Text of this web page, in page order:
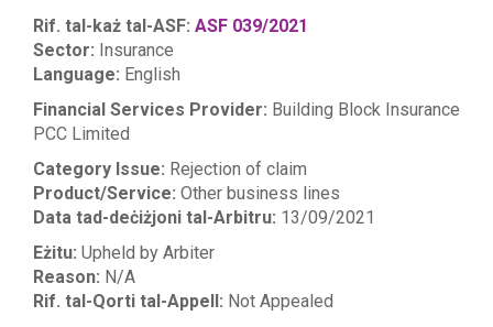
Rif. tal-każ tal-ASF: ASF 039/2021
Sector: Insurance
Language: English
Financial Services Provider: Building Block Insurance
PCC Limited
Category Issue: Rejection of claim
Product/Service: Other business lines
Data tad-deċiżjoni tal-Arbitru: 13/09/2021
Eżitu: Upheld by Arbiter
Reason: N/A
Rif. tal-Qorti tal-Appell: Not Appealed